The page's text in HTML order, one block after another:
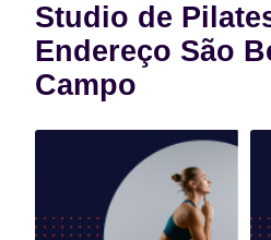
Studio de
Endereço São
Campo